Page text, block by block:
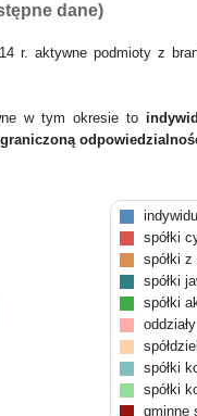
dane)
r. aktywne podmioty z
w tym okresie to
spółki
spółki
spółki
spółki
spółki
spółki
gminne